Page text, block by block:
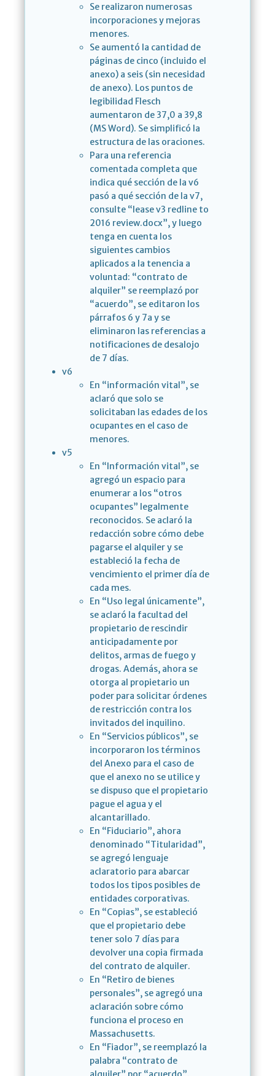
Se realizaron numerosas
incorporaciones y mejoras
menores.
Se aumentó la cantidad de
páginas de cinco (incluido el
anexo) a seis (sin necesidad
de anexo). Los puntos de
legibilidad Flesch
aumentaron de 37,0 a 39,8
(MS Word). Se simplificó la
estructura de las oraciones.
Para una referencia
comentada completa que
indica qué sección de la v6
pasó a qué sección de la v7,
consulte “lease v3 redline to
2016 review.docx”, y luego
tenga en cuenta los
siguientes cambios
aplicados a la tenencia a
voluntad: “contrato de
alquiler” se reemplazó por
“acuerdo”, se editaron los
párrafos 6 y 7a y se
eliminaron las referencias a
notificaciones de desalojo
de 7 días.
v6
En “información vital”, se
aclaró que solo se
solicitaban las edades de los
ocupantes en el caso de
menores.
v5
En “Información vital”, se
agregó un espacio para
enumerar a los “otros
ocupantes” legalmente
reconocidos. Se aclaró la
redacción sobre cómo debe
pagarse el alquiler y se
estableció la fecha de
vencimiento el primer día de
cada mes.
En “Uso legal únicamente”,
se aclaró la facultad del
propietario de rescindir
anticipadamente por
delitos, armas de fuego y
drogas. Además, ahora se
otorga al propietario un
poder para solicitar órdenes
de restricción contra los
invitados del inquilino.
En “Servicios públicos”, se
incorporaron los términos
del Anexo para el caso de
que el anexo no se utilice y
se dispuso que el propietario
pague el agua y el
alcantarillado.
En “Fiduciario”, ahora
denominado “Titularidad”,
se agregó lenguaje
aclaratorio para abarcar
todos los tipos posibles de
entidades corporativas.
En “Copias”, se estableció
que el propietario debe
tener solo 7 días para
devolver una copia firmada
del contrato de alquiler.
En “Retiro de bienes
personales”, se agregó una
aclaración sobre cómo
funciona el proceso en
Massachusetts.
En “Fiador”, se reemplazó la
palabra “contrato de